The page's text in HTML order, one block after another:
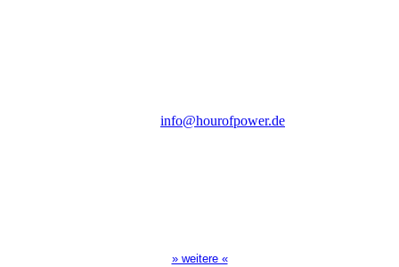
info@hourofpower.de
» weitere «